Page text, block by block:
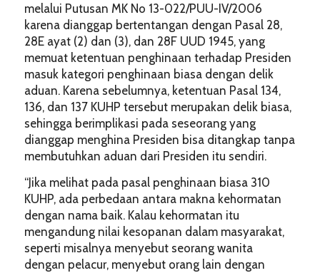
melalui Putusan MK No 13-022/PUU-IV/2006
karena dianggap bertentangan dengan Pasal 28,
28E ayat (2) dan (3), dan 28F UUD 1945, yang
memuat ketentuan penghinaan terhadap Presiden
masuk kategori penghinaan biasa dengan delik
aduan. Karena sebelumnya, ketentuan Pasal 134,
136, dan 137 KUHP tersebut merupakan delik biasa,
sehingga berimplikasi pada seseorang yang
dianggap menghina Presiden bisa ditangkap tanpa
membutuhkan aduan dari Presiden itu sendiri.
“Jika melihat pada pasal penghinaan biasa 310
KUHP, ada perbedaan antara makna kehormatan
dengan nama baik. Kalau kehormatan itu
mengandung nilai kesopanan dalam masyarakat,
seperti misalnya menyebut seorang wanita
dengan pelacur, menyebut orang lain dengan